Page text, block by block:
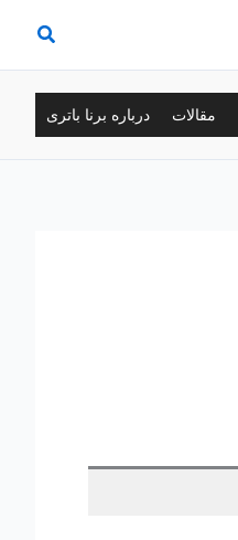
مقالات درباره برنا باتری